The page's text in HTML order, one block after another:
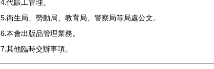
4.代賑工管理。
5.衛生局、勞動局、教育局、警察局等局處公文。
6.本會出版品管理業務。
7.其他臨時交辦事項。